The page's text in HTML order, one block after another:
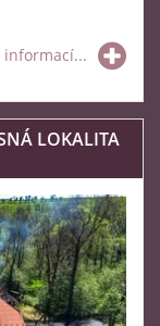
informací...
LOKALITA